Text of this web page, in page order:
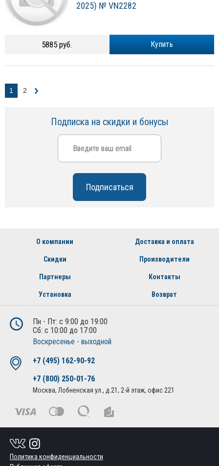
2025) № VN2282
Купить
5885 руб.
1 2
Подписка на скидки и бонусы
О компании Доставка и оплата
Скидки Производители
Партнеры Контакты
Установка Возврат
Пн - Пт: с 9:00 до 19:00
Сб: с 10:00 до 17:00
Воскресенье - выходной
+7 (495) 162-90-92
+7 (800) 250-01-76
Москва, Лобненская ул., д.21, 2-й этаж, офис 221
Политика конфиденциальности